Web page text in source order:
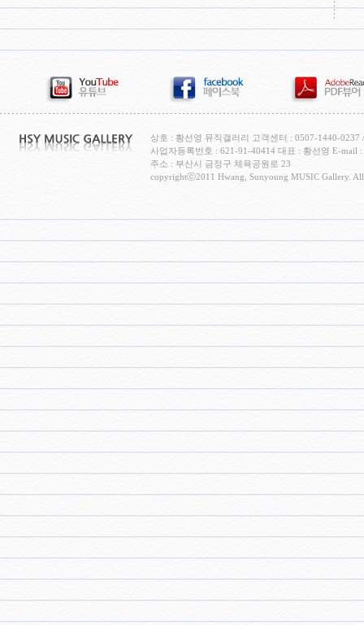
상호 : 황선영 뮤직갤러리 고객센터 : 0507-1440-0237
사업자등록번호 : 621-91-40414 대표 : 황선영 E-mail :
주소 : 부산시 금정구 체육공원로 23
copyrightⓒ2011 Hwang, Sunyoung MUSIC Gallery. All